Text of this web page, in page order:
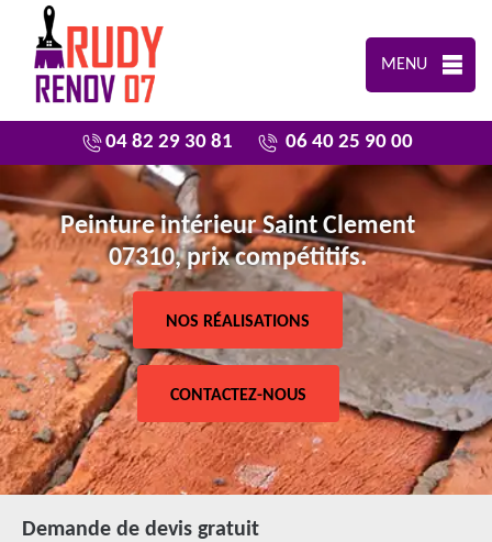
MENU
04 82 29 30 81 06 40 25 90 00
Peinture intérieur Saint Clement
07310, prix compétitifs.
NOS RÉALISATIONS
CONTACTEZ-NOUS
Demande de devis gratuit